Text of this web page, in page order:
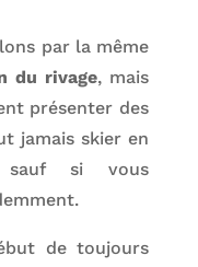
par la même
du rivage, mais
présenter des
jamais skier en
sauf si vous
de toujours